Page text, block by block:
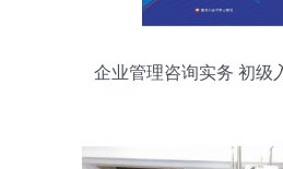
企业管理咨询实务 初级